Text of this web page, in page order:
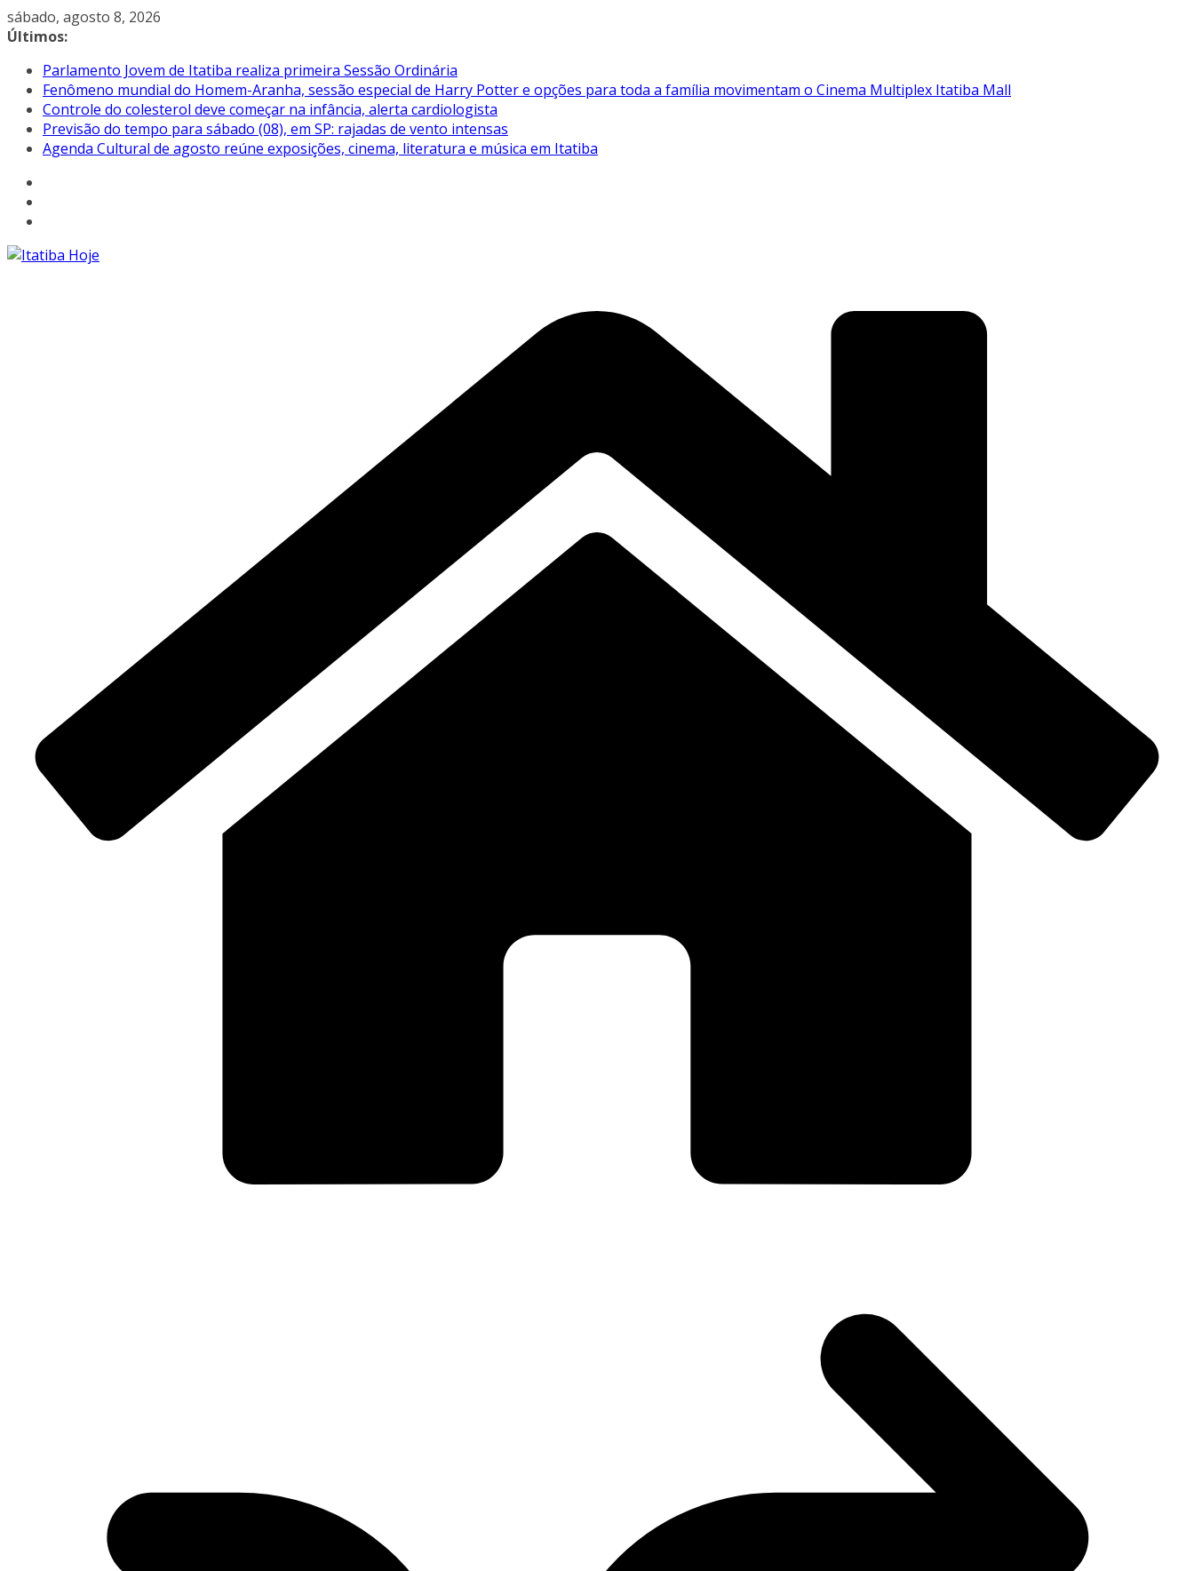
Pular
para
conteúdo
sábado, agosto 8, 2026
Últimos:
Parlamento Jovem de Itatiba realiza primeira Sessão Ordinária
Fenômeno mundial do Homem-Aranha, sessão especial de Harry Potter e opções para toda a família movimentam o Cinema Multiplex Itatiba Mall
Controle do colesterol deve começar na infância, alerta cardiologista
Previsão do tempo para sábado (08), em SP: rajadas de vento intensas
Agenda Cultural de agosto reúne exposições, cinema, literatura e música em Itatiba